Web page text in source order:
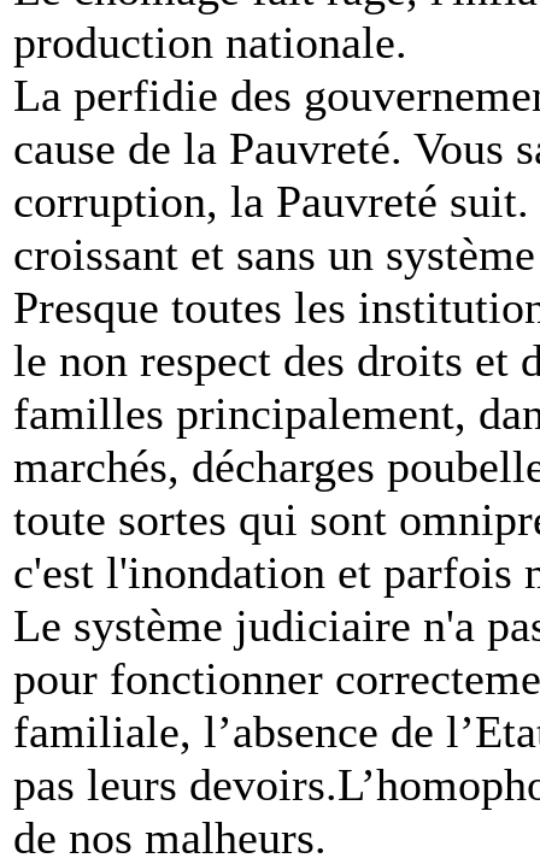
production nationale.
La perfidie des
cause de la Pauvreté. Vous
corruption, la Pauvreté
croissant et sans un
Presque toutes les
le non respect des droits et
familles principalement,
marchés, décharges
toute sortes qui sont
c'est l'inondation et parfois
Le système judiciaire n'a
pour fonctionner
familiale, l’absence de
pas leurs
de nos malheurs.